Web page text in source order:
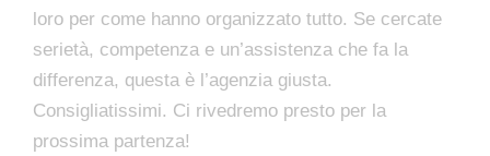
loro per come hanno organizzato tutto. Se cercate
serietà, competenza e un’assistenza che fa la
differenza, questa è l’agenzia giusta.
Consigliatissimi. Ci rivedremo presto per la
prossima partenza!